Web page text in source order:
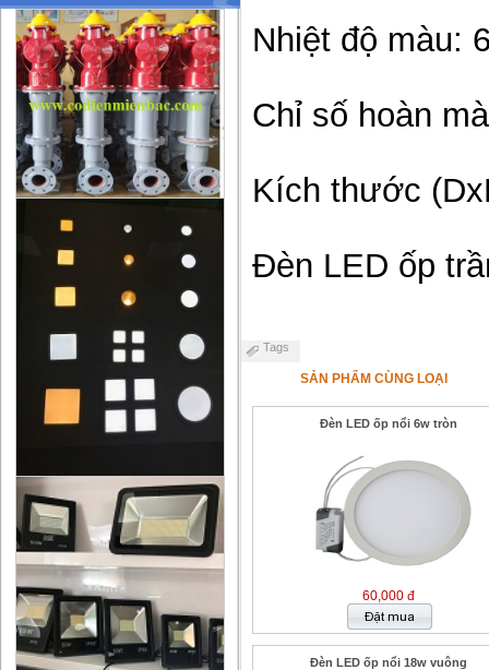
Nhiệt độ màu:
Chỉ số hoàn
Kích thước
Đèn LED ốp
Tags
SẢN PHẨM CÙNG LOẠI
Đèn LED ốp nổi 6w tròn
60,000 đ
Đèn LED ốp nổi 18w vuông